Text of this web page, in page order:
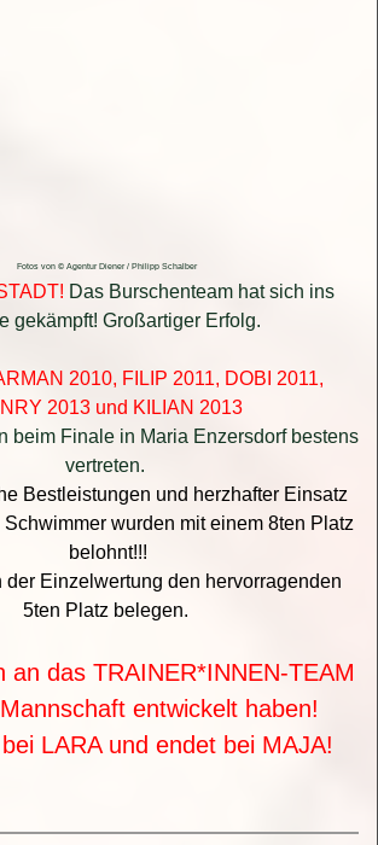
Fotos von © Agentur Diener / Philipp Schalber
Das Burschenteam hat sich ins
gekämpft! Großartiger Erfolg.
2010, FILIP 2011, DOBI 2011,
2013 und KILIAN 2013
beim Finale in Maria Enzersdorf bestens
vertreten.
Bestleistungen und herzhafter Einsatz
wurden mit einem 8ten Platz
belohnt!!!
der Einzelwertung den hervorragenden
5ten Platz belegen.
an das TRAINER*INNEN-TEAM
entwickelt haben!
LARA und endet bei MAJA!